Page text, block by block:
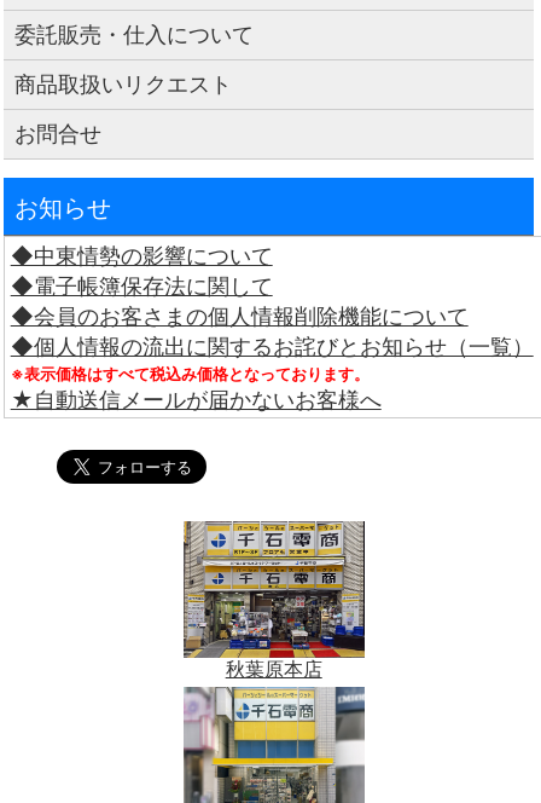
委託販売・仕入について
商品取扱いリクエスト
お問合せ
お知らせ
◆中東情勢の影響について
◆電子帳簿保存法に関して
◆会員のお客さまの個人情報削除機能について
◆個人情報の流出に関するお詫びとお知らせ（一覧）
※表示価格はすべて税込み価格となっております。
★自動送信メールが届かないお客様へ
秋葉原本店